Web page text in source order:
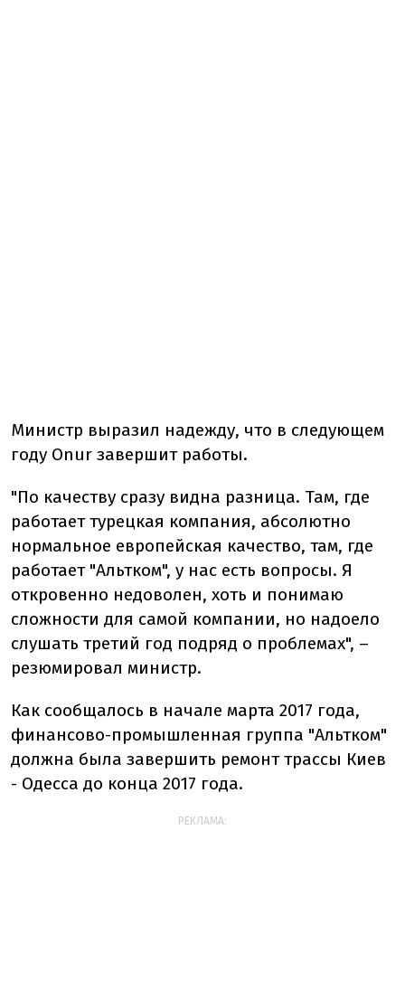
Министр выразил надежду, что в следующем
году Onur завершит работы.
"По качеству сразу видна разница. Там, где
работает турецкая компания, абсолютно
нормальное европейская качество, там, где
работает "Альтком", у нас есть вопросы. Я
откровенно недоволен, хоть и понимаю
сложности для самой компании, но надоело
слушать третий год подряд о проблемах", –
резюмировал министр.
Как сообщалось в начале марта 2017 года,
финансово-промышленная группа "Альтком"
должна была завершить ремонт трассы Киев
- Одесса до конца 2017 года.
РЕКЛАМА: